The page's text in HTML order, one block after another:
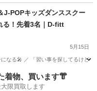
親子
J-POPキッズダンススクー
る！先着3名｜D-fitt
5月15日
なる🎤 ／ 「習い事を探してるけ
ものまね
着物、買います👘
限買取します